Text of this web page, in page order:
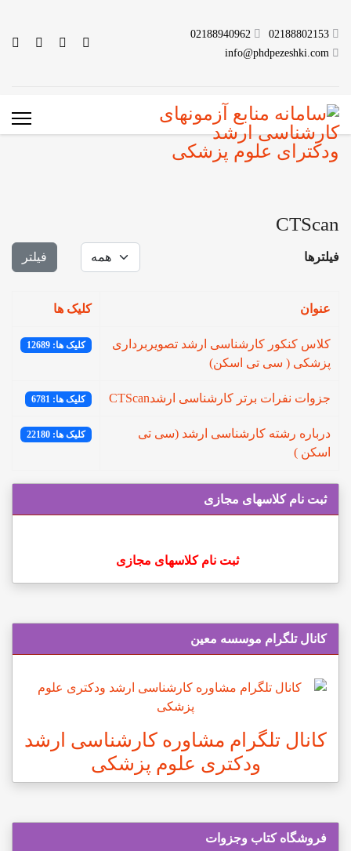
02188802153
02188940962
info@phdpezeshki.com
CTScan
فیلترها فیلتر
عنوان کلیک ها
کلاس کنکور کارشناسی ارشد تصویربرداری
پزشکی ( سی تی اسکن)
کلیک ها: 12689
جزوات نفرات برتر کارشناسی ارشدCTScan کلیک ها: 6781
درباره رشته کارشناسی ارشد (سی تی
اسکن )
کلیک ها: 22180
ثبت نام کلاسهای مجازی
ثبت نام کلاسهای مجازی
کانال تلگرام موسسه معین
کانال تلگرام مشاوره کارشناسی ارشد
ودکتری علوم پزشکی
فروشگاه کتاب وجزوات